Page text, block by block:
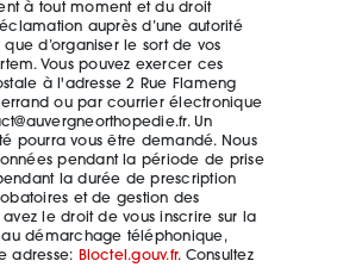
à tout moment et du droit
auprès d’une autorité
d’organiser le sort de vos
Vous pouvez exercer ces
à l'adresse 2 Rue Flameng
ou par courrier électronique
Un
pourra vous être demandé. Nous
pendant la période de prise
la durée de prescription
et de gestion des
avez le droit de vous inscrire sur la
au démarchage téléphonique,
adresse: Bloctel.gouv.fr. Consultez